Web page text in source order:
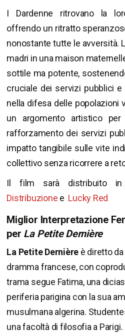
I Dardenne ritrovano la
offrendo un ritratto
nonostante tutte le avversità.
madri in una maison
sottile ma potente,
cruciale dei servizi pubblici
nella difesa delle popolazioni
un argomento artistico
rafforzamento dei servizi
impatto tangibile sulle vite
collettivo senza ricorrere a
Il film sarà distribuito
Distribuzione e Lucky Red
Miglior Interpretazione
per La Petite Dernière
La Petite Dernière è diretto da
dramma francese, con
trama segue Fatima, una
periferia parigina con la sua
musulmana algerina.
una facoltà di filosofia a